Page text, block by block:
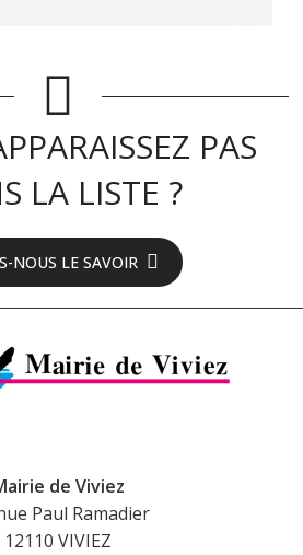
PAS
LA LISTE ?
NOUS LE SAVOIR
de Viviez
Paul Ramadier
12110 VIVIEZ